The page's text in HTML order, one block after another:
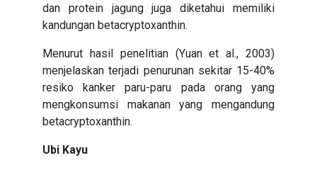
dan protein jagung juga diketahui memiliki
kandungan betacryptoxanthin.
Menurut hasil penelitian (Yuan et al., 2003)
menjelaskan terjadi penurunan sekitar 15-40%
resiko kanker paru-paru pada orang yang
mengkonsumsi makanan yang mengandung
betacryptoxanthin.
Ubi Kayu